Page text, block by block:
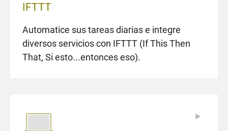
IFTTT
Automatice sus tareas diarias e integre
diversos servicios con IFTTT (If This Then
That, Si esto...entonces eso).
▶